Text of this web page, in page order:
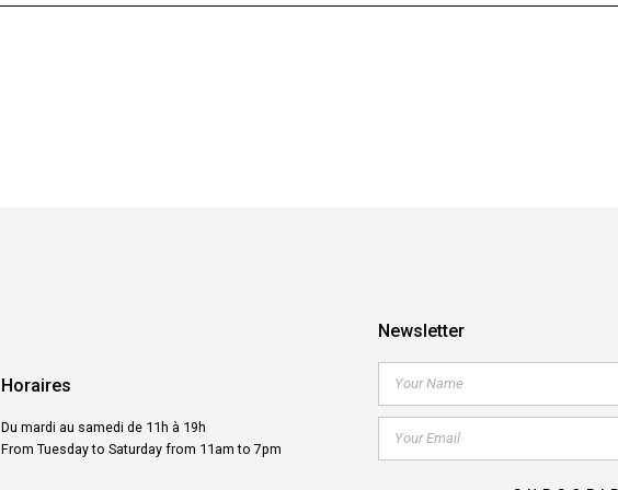
Horaires
Du mardi au samedi de 11h à 19h
From Tuesday to Saturday from 11am to 7pm
Newsletter